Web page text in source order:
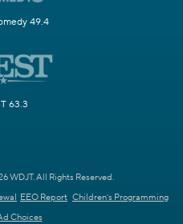
49.4
63.3
WDJT. All Rights Reserved.
EEO Report Children's Programming
Choices